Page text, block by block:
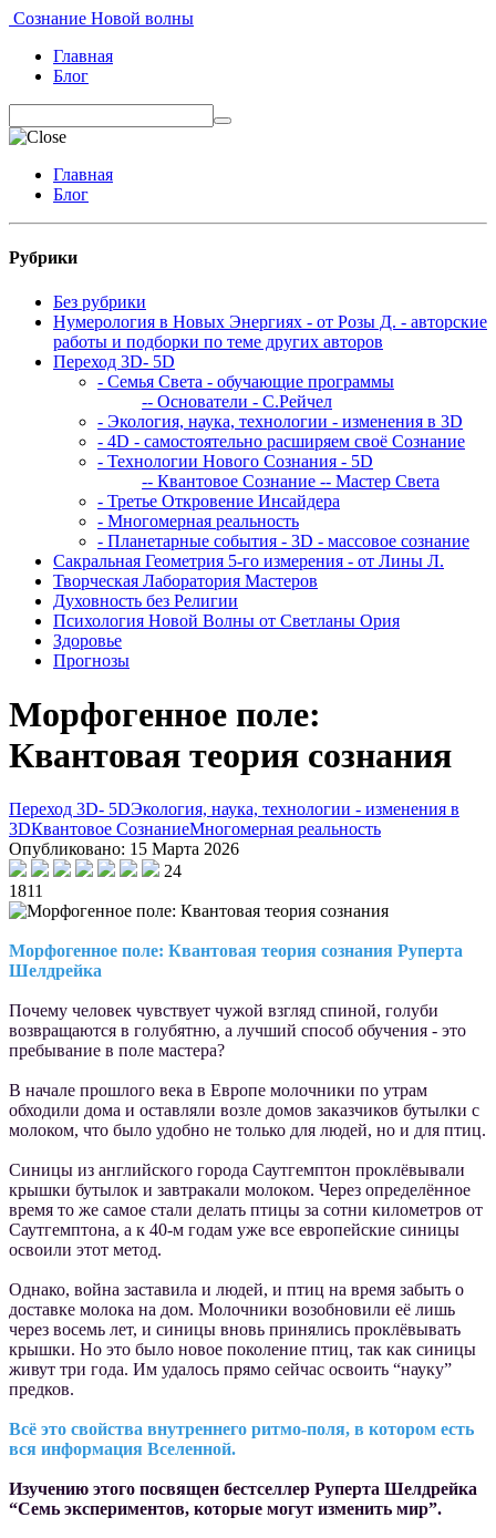
Сознание Новой волны
Главная
Блог
Главная
Блог
Рубрики
Без рубрики
Нумерология в Новых Энергиях - от Розы Д. - авторские
работы и подборки по теме других авторов
Переход 3D- 5D
- Семья Света - обучающие программы
-- Основатели - С.Рейчел
- Экология, наука, технологии - изменения в 3D
- 4D - самостоятельно расширяем своё Сознание
- Технологии Нового Сознания - 5D
-- Квантовое Сознание -- Мастер Света
- Третье Откровение Инсайдера
- Многомерная реальность
- Планетарные события - 3D - массовое сознание
Сакральная Геометрия 5-го измерения - от Лины Л.
Творческая Лаборатория Мастеров
Духовность без Религии
Психология Новой Волны от Светланы Ория
Здоровье
Прогнозы
Морфогенное поле:
Квантовая теория сознания
Переход 3D- 5DЭкология, наука, технологии - изменения в
3DКвантовое СознаниеМногомерная реальность
Опубликовано: 15 Марта 2026
24
1811
Морфогенное поле: Квантовая теория сознания Руперта
Шелдрейка
Почему человек чувствует чужой взгляд спиной, голуби
возвращаются в голубятню, а лучший способ обучения - это
пребывание в поле мастера?
В начале прошлого века в Европе молочники по утрам
обходили дома и оставляли возле домов заказчиков бутылки с
молоком, что было удобно не только для людей, но и для птиц.
Синицы из английского города Саутгемптон проклёвывали
крышки бутылок и завтракали молоком. Через определённое
время то же самое стали делать птицы за сотни километров от
Саутгемптона, а к 40-м годам уже все европейские синицы
освоили этот метод.
Однако, война заставила и людей, и птиц на время забыть о
доставке молока на дом. Молочники возобновили её лишь
через восемь лет, и синицы вновь принялись проклёвывать
крышки. Но это было новое поколение птиц, так как синицы
живут три года. Им удалось прямо сейчас освоить “науку”
предков.
Всё это свойства внутреннего ритмо-поля, в котором есть
вся информация Вселенной.
Изучению этого посвящен бестселлер Руперта Шелдрейка
“Семь экспериментов, которые могут изменить мир”.